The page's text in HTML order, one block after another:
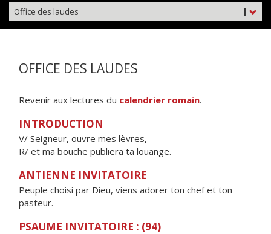
|
Office des laudes
OFFICE DES LAUDES
Revenir aux lectures du calendrier romain.
INTRODUCTION
V/ Seigneur, ouvre mes lèvres,
R/ et ma bouche publiera ta louange.
ANTIENNE INVITATOIRE
Peuple choisi par Dieu, viens adorer ton chef et ton
pasteur.
PSAUME INVITATOIRE : (94)